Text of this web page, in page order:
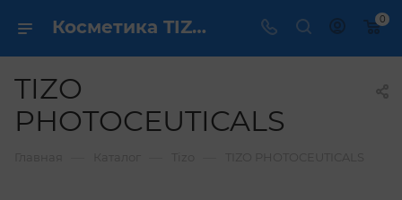
Косметика TIZO PHOTOCEUTICALS - купить в интернет магазине ✔️ по выгодной цене 0
TIZO
PHOTOCEUTICALS